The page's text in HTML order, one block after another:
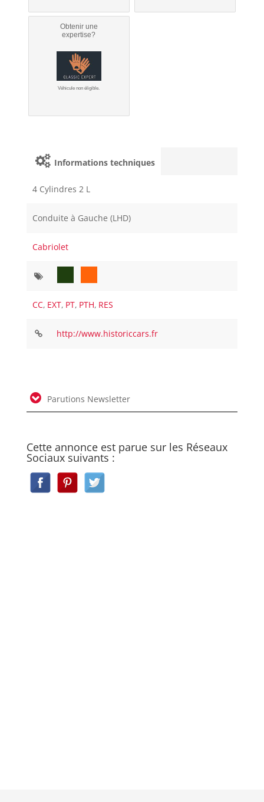
Obtenir une
expertise?
Véhicule non éligible.
Informations techniques
4 Cylindres 2 L
Conduite à Gauche (LHD)
Cabriolet
CC, EXT, PT, PTH, RES
http://www.historiccars.fr
Parutions Newsletter
Cette annonce est parue sur les Réseaux
Sociaux suivants :